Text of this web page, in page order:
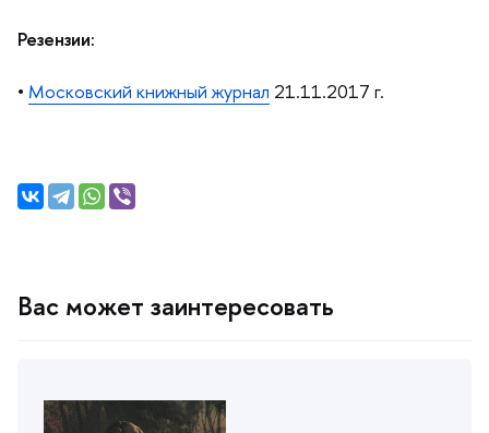
Резензии:
• Московский книжный журнал 21.11.2017 г.
ас может заинтересовать